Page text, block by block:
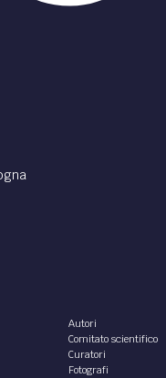
Autori
Comitato scientifico
Curatori
Fotografi